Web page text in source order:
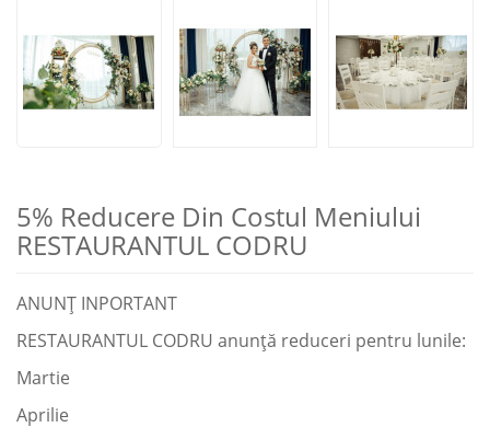
5% Reducere Din Costul Meniului
RESTAURANTUL CODRU
ANUNȚ INPORTANT
RESTAURANTUL CODRU anunță reduceri pentru lunile:
Martie
Aprilie